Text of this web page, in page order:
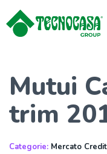
Mutui
trim
Categorie: Mercato